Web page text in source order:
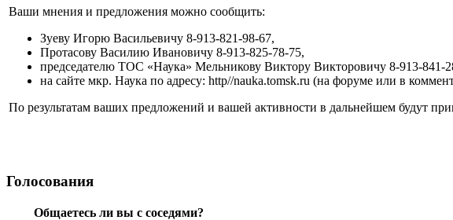
Ваши мнения и предложения можно сообщить:
Зуеву Игорю Васильевичу 8-913-821-98-67,
Протасову Василию Ивановичу 8-913-825-78-75,
председателю ТОС «Наука» Мельникову Виктору Викторовичу 8-913-841-
на сайте мкр. Наука по адресу: http//nauka.tomsk.ru (на форуме или в
По результатам ваших предложений и вашей активности в дальнейшем будут
Голосования
Общаетесь ли вы с соседями?